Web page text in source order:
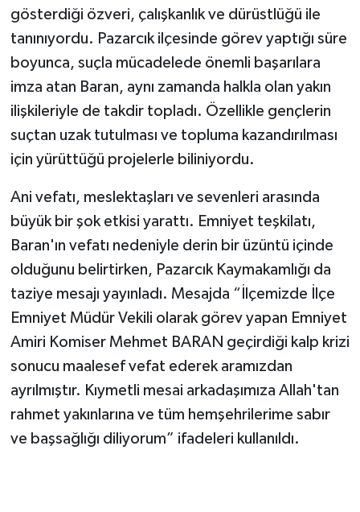
gösterdiği özveri, çalışkanlık ve dürüstlüğü ile
tanınıyordu. Pazarcık ilçesinde görev yaptığı süre
boyunca, suçla mücadelede önemli başarılara
imza atan Baran, aynı zamanda halkla olan yakın
ilişkileriyle de takdir topladı. Özellikle gençlerin
suçtan uzak tutulması ve topluma kazandırılması
için yürüttüğü projelerle biliniyordu.
Ani vefatı, meslektaşları ve sevenleri arasında
büyük bir şok etkisi yarattı. Emniyet teşkilatı,
Baran'ın vefatı nedeniyle derin bir üzüntü içinde
olduğunu belirtirken, Pazarcık Kaymakamlığı da
taziye mesajı yayınladı. Mesajda “İlçemizde İlçe
Emniyet Müdür Vekili olarak görev yapan Emniyet
Amiri Komiser Mehmet BARAN geçirdiği kalp krizi
sonucu maalesef vefat ederek aramızdan
ayrılmıştır. Kıymetli mesai arkadaşımıza Allah'tan
rahmet yakınlarına ve tüm hemşehrilerime sabır
ve başsağlığı diliyorum” ifadeleri kullanıldı.
KÜLTÜR SANAT